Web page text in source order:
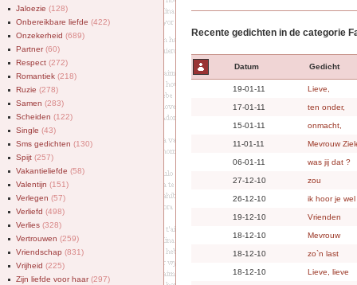
Recente gedichten in de categorie
Datum Gedicht
19-01-11 Lieve,
17-01-11 ten onder,
15-01-11 onmacht,
11-01-11 Mevrouw
06-01-11 was jij dat ?
27-12-10 zou
26-12-10 ik hoor je wel
19-12-10 Vrienden
18-12-10 Mevrouw
18-12-10 zo`n last
18-12-10 Lieve, lieve
Jaloezie (128)
Onbereikbare liefde (422)
Onzekerheid (689)
Partner(60)
Respect (272)
Romantiek (218)
Ruzie (278)
Samen (283)
Scheiden (122)
Single (43)
Sms gedichten (130)
Spijt (257)
Vakantieliefde (58)
Valentijn (151)
Verlegen (57)
Verliefd (498)
Verlies (328)
Vertrouwen (259)
Vriendschap (831)
Vrijheid (225)
Zijn liefde voor haar(297)